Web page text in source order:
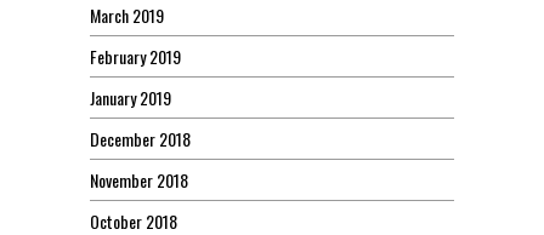
March 2019
February 2019
January 2019
December 2018
November 2018
October 2018